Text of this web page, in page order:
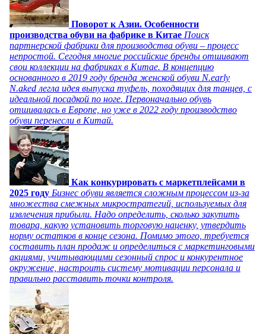
Поворот к Азии. Особенности
производства обуви на фабрике в Китае Поиск
партнерской фабрики для производства обуви – процесс
непростой. Сегодня многие российские бренды отшивают
свои коллекции на фабриках в Китае. В концепцию
основанного в 2019 году бренда женской обуви N.early
N.aked легла идея выпуска туфель, походящих для танцев, с
идеальной посадкой по ноге. Первоначально обувь
отшивалась в Европе, но уже в 2022 году производство
обуви перенесли в Китай.
Как конкурировать с маркетплейсами в
2025 году Бизнес обуви является сложным процессом из-за
множества смежных микростратегий, используемых для
извлечения прибыли. Надо определить, сколько закупить
товара, какую установить торговую наценку, утвердить
норму остатков в конце сезона. Помимо этого, требуется
составить план продаж и определиться с маркетинговыми
акциями, учитывающими сезонный спрос и конкурентное
окружение, настроить систему мотивации персонала и
правильно расставить точки контроля.